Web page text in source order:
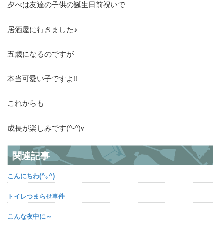
夕べは友達の子供の誕生日前祝いで
居酒屋に行きました♪
五歳になるのですが
本当可愛い子ですよ!!
これからも
成長が楽しみです(^-^)v
関連記事
こんにちわ(^｡^)
トイレつまらせ事件
こんな夜中に～